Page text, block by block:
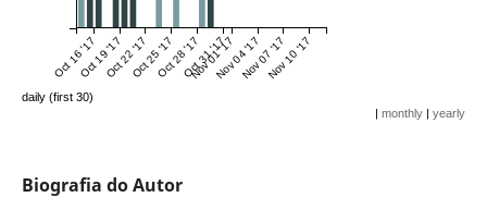
Oct 16 '17Oct 19 '17Oct 22 '17Oct 25 '17Oct 28 '17Oct 31 '17
Nov 01 '17Nov 04 '17Nov 07 '17Nov 10 '17
daily (first 30)
|monthly |yearly
Biografia do Autor